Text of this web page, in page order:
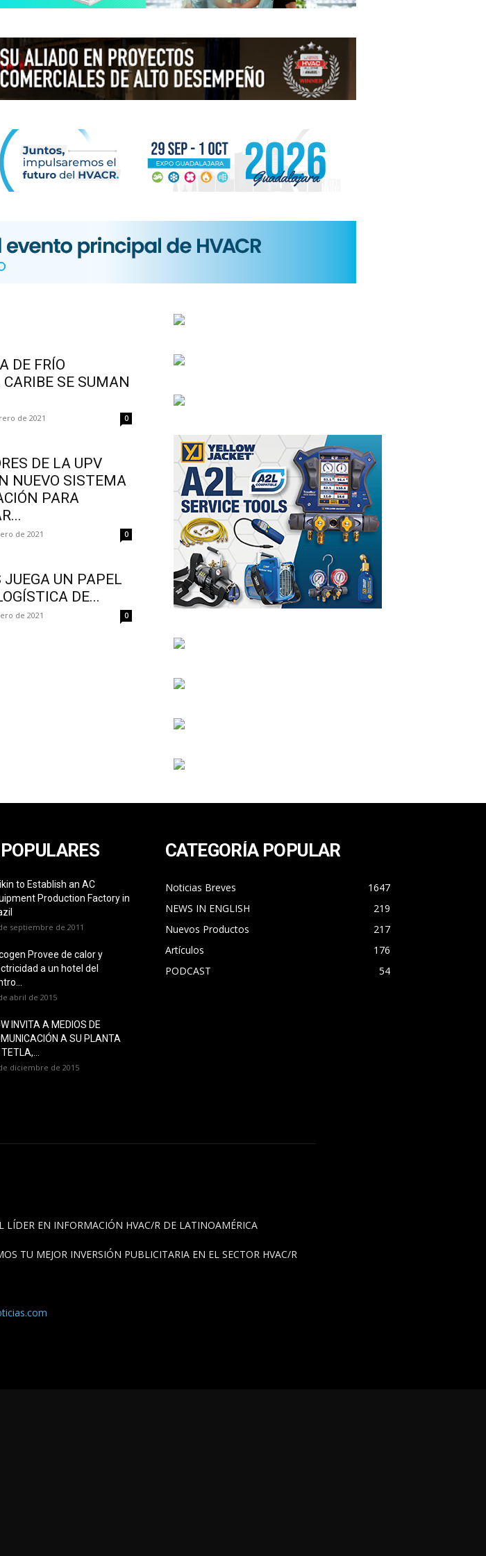
DE FRÍO
CARIBE SE SUMAN
de 2021 0
DE LA UPV
NUEVO SISTEMA
PARA
de 2021 0
JUEGA UN PAPEL
DE...
de 2021 0
to Establish an AC
Production Factory in
septiembre de 2011
Provee de calor y
a un hotel del
abril de 2015
INVITA A MEDIOS DE
A SU PLANTA
diciembre de 2015
CATEGORÍA POPULAR
Noticias Breves
1647
NEWS IN ENGLISH
219
Nuevos Productos
217
Artículos
176
PODCAST
54
LÍDER EN INFORMACIÓN HVAC/R DE LATINOAMÉRICA
TU MEJOR INVERSIÓN PUBLICITARIA EN EL SECTOR HVAC/R